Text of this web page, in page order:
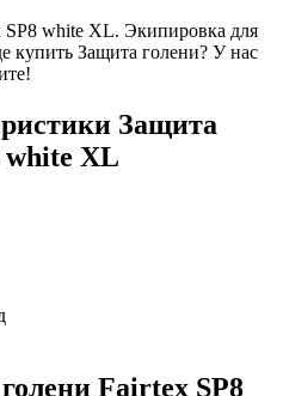
white XL. Экипировка для
купить Защита голени? У нас
Защита
white XL
Fairtex SP8